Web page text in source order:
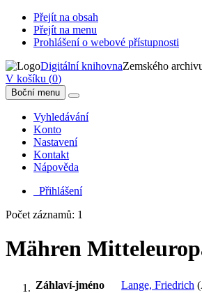
Přejít na obsah
Přejít na menu
Prohlášení o webové přístupnosti
Digitální knihovnaZemského
V košíku (0)
Boční menu
Vyhledávání
Konto
Nastavení
Kontakt
Nápověda
Přihlášení
Počet záznamů: 1
Mähren
Záhlaví-jméno Lange, Friedrich